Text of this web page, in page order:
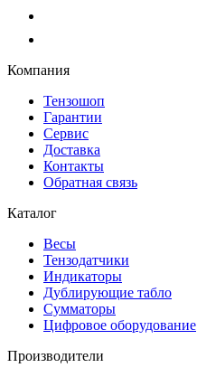
Компания
Тензошоп
Гарантии
Сервис
Доставка
Контакты
Обратная связь
Каталог
Весы
Тензодатчики
Индикаторы
Дублирующие табло
Сумматоры
Цифровое оборудование
Производители